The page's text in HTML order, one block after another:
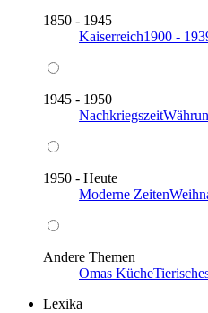
1850 - 1945
Kaiserreich1900 -
1945 - 1950
Nachkriegszeit
1950 - Heute
Moderne Zeiten
Andere Themen
Omas Küche
Lexika